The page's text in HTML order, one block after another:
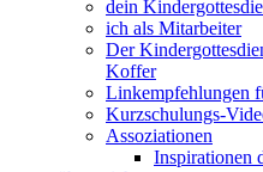
dein
ich als Mitarbeiter
Der
Koffer
Linkempfehlungen
Kurzschulungs-
Assoziationen
Inspirationen